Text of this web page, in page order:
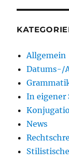
Allgemein
Datums-/
In eigener
News